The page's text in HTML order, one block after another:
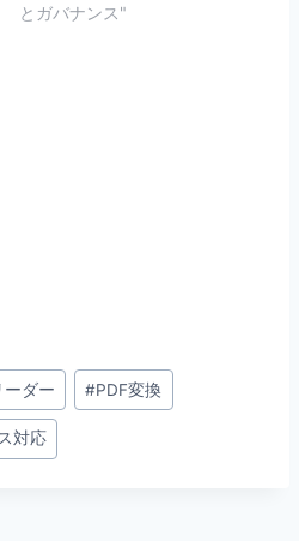
とガバナンス"
ーダー #PDF変換
対応